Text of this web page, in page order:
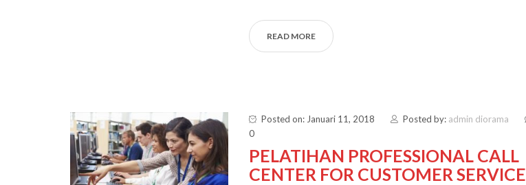
READ MORE
Posted on: Januari 11, 2018 Posted by: admin diorama
0
PELATIHAN PROFESSIONAL CALL
CENTER FOR CUSTOMER SERVICE